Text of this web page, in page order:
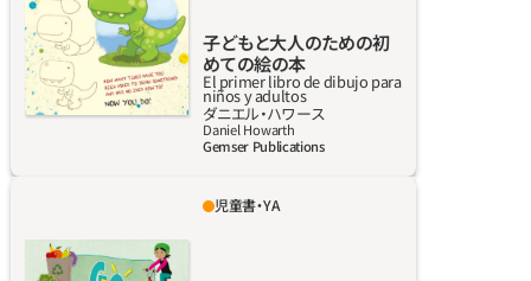
詳しく見る
子どもと大人のための初
めての絵の本
El primer libro de dibujo para
niños y adultos
ダニエル・ハワース
Daniel Howarth
Gemser Publications
明日を必ずより良い日にするために、きみは何
をするつもり？ 環境を救える方法はたくさ
んある。木を植えてもいいし、残り物を堆肥に
児童書・YA